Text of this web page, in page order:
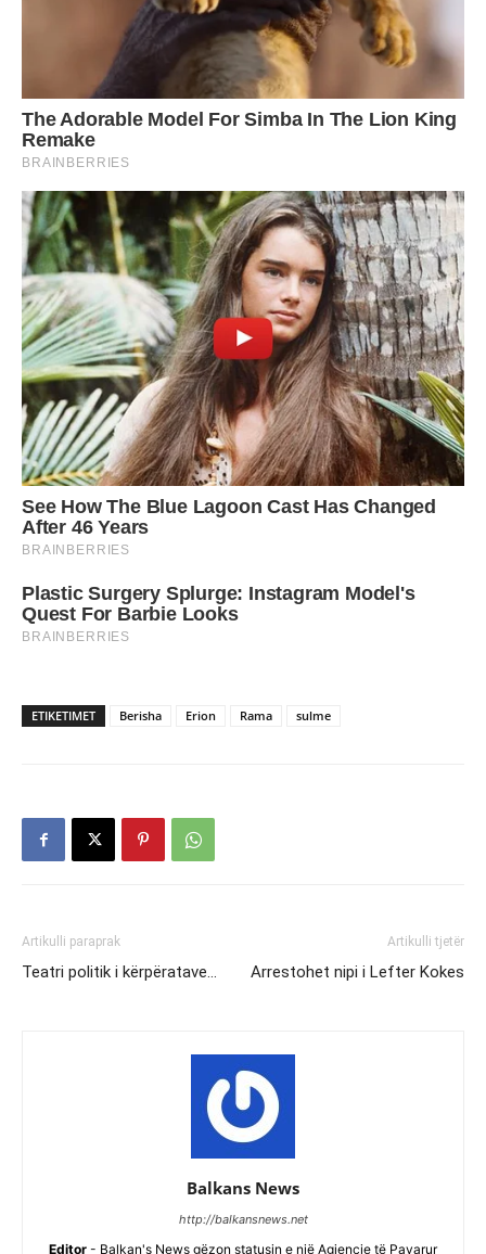
ETIKETIMET Berisha Erion Rama sulme
Artikulli paraprak
Teatri politik i kërpëratave…
Artikulli tjetër
Arrestohet nipi i Lefter Kokes
Balkans News
http://balkansnews.net
Editor - Balkan's News gëzon statusin e një Agjencie të Pavarur